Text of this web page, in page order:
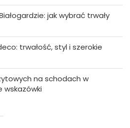
jak wybrać trwały
trwałość, styl i szerokie
na schodach w
wskazówki